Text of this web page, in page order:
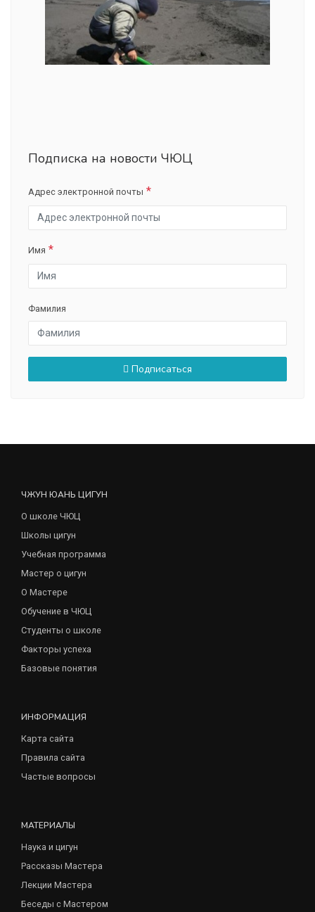
Подписка на новости ЧЮЦ
Адрес электронной почты
Имя
Фамилия
Подписаться
ЧЖУН ЮАНЬ ЦИГУН
О школе ЧЮЦ
Школы цигун
Учебная программа
Мастер о цигун
О Мастере
Обучение в ЧЮЦ
Студенты о школе
Факторы успеха
Базовые понятия
ИНФОРМАЦИЯ
Карта сайта
Правила сайта
Частые вопросы
МАТЕРИАЛЫ
Наука и цигун
Рассказы Мастера
Лекции Мастера
Беседы с Мастером